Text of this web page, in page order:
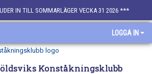
IN TILL SOMMARLÄGER VECKA 31 2026 ***
LOGGA IN
Konståkningsklubb